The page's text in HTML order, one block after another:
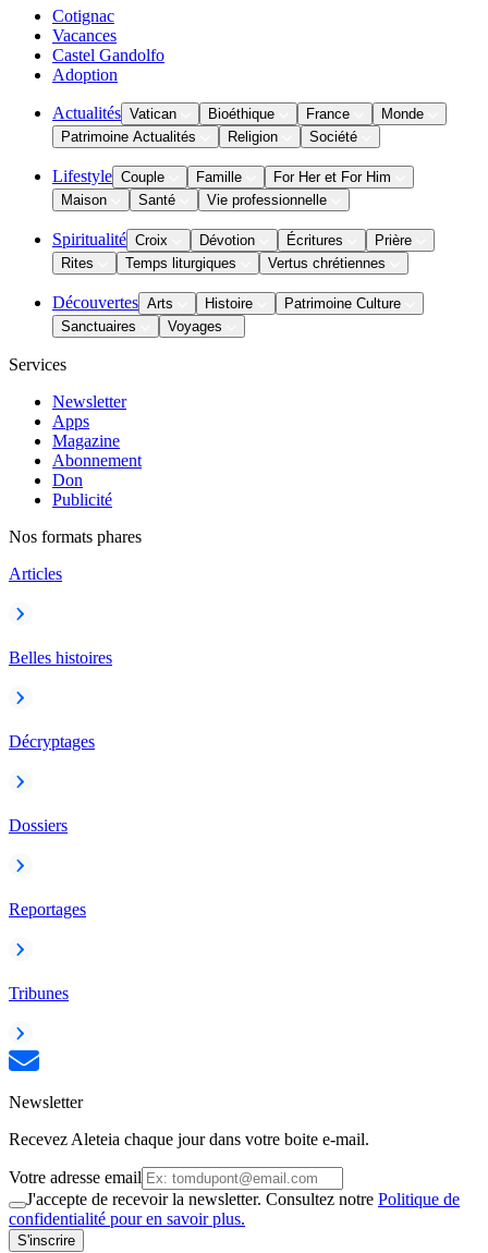
Cotignac
Vacances
Castel Gandolfo
Adoption
Actualités Vatican Bioéthique France
Monde
Patrimoine Actualités
Religion Société
Lifestyle Couple Famille
For Her et For Him
Maison
Santé Vie professionnelle
Spiritualité Croix Dévotion Écritures
Prière
Rites
Temps liturgiques Vertus chrétiennes
Découvertes Arts Histoire
Patrimoine Culture
Sanctuaires
Voyages
Services
Newsletter
Apps
Magazine
Abonnement
Don
Publicité
Nos formats phares
Articles
Belles histoires
Décryptages
Dossiers
Reportages
Tribunes
Newsletter
Recevez Aleteia chaque jour dans votre boite e-mail.
Votre adresse email
J'accepte de recevoir la newsletter. Consultez notre Politique de
confidentialité pour en savoir plus.
S'inscrire